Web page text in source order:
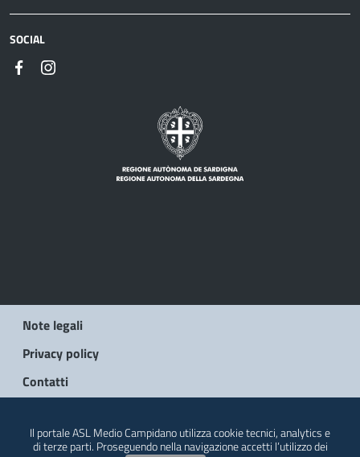
SOCIAL
Note legali
Privacy policy
Contatti
Il portale ASL Medio Campidano utilizza cookie tecnici, analytics e
di terze parti. Proseguendo nella navigazione accetti l’utilizzo dei